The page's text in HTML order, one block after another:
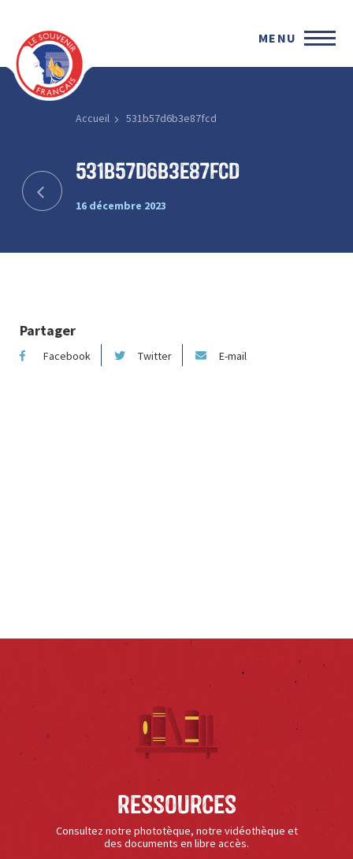
MENU
Accueil 531b57d6b3e87fcd
531b57d6b3e87fcd
16 décembre 2023
Partager
Facebook Twitter E-mail
Ressources
Consultez notre phototèque, notre vidéothèque et
des documents en libre accès.